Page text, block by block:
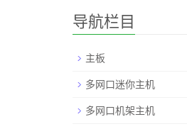
导航栏目
主板
多网口迷你主机
多网口机架主机